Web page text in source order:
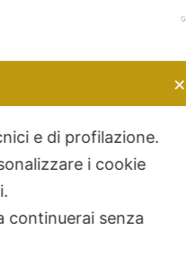
✕
e di profilazione.
i cookie
continuerai senza